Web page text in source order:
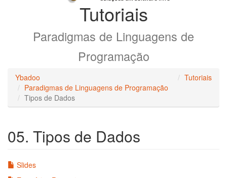
Tutoriais
Paradigmas de Linguagens de
Programação
Ybadoo
Tutoriais
Paradigmas de Linguagens de Programação
Tipos de Dados
05. Tipos de Dados
Slides